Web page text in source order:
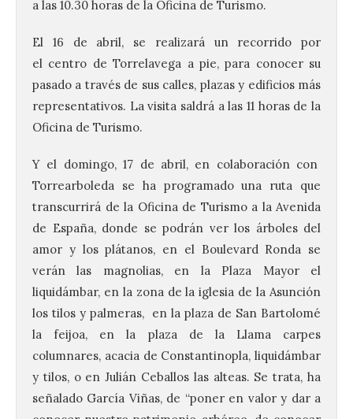
a las 10.30 horas de la Oficina de Turismo.
El 16 de abril, se realizará un recorrido por
el centro de Torrelavega a pie, para conocer su
pasado a través de sus calles, plazas y edificios más
representativos. La visita saldrá a las 11 horas de la
Oficina de Turismo.
Y el domingo, 17 de abril, en colaboración con
Torrearboleda se ha programado una ruta que
transcurrirá de la Oficina de Turismo a la Avenida
de España, donde se podrán ver los árboles del
amor y los plátanos, en el Boulevard Ronda se
verán las magnolias, en la Plaza Mayor el
liquidámbar, en la zona de la iglesia de la Asunción
los tilos y palmeras, en la plaza de San Bartolomé
la feijoa, en la plaza de la Llama carpes
columnares, acacia de Constantinopla, liquidámbar
y tilos, o en Julián Ceballos las alteas. Se trata, ha
señalado García Viñas, de “poner en valor y dar a